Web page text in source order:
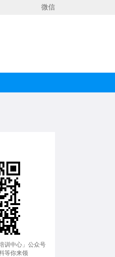
微信
训中心」公众号
等你来领